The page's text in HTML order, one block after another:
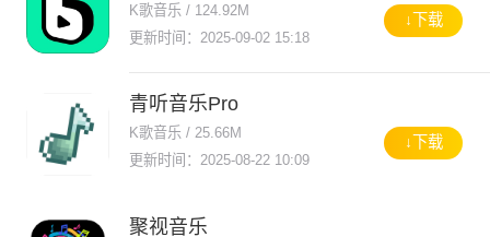
K歌音乐 / 124.92M
更新时间：2025-09-02 15:18
↓下载
青听音乐Pro
K歌音乐 / 25.66M
更新时间：2025-08-22 10:09
↓下载
聚视音乐